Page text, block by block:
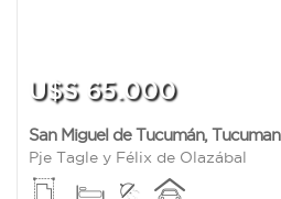
U$S 65.000
San Miguel de Tucumán, Tucuman
Pje Tagle y Félix de Olazábal